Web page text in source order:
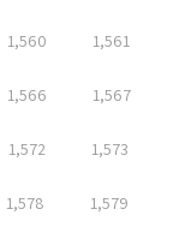
1,560 1,561
1,566 1,567
1,572 1,573
1,578 1,579